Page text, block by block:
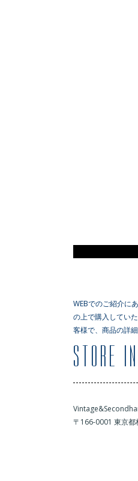
WEBでのご紹介に
の上で購入してい
客様で、商品の詳
〒166-0001 東京